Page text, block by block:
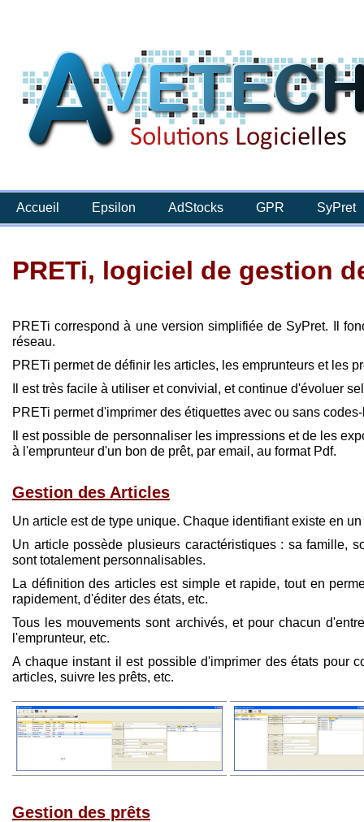
Accueil Epsilon AdStocks GPR SyPret
PRETi, logiciel de gestion
PRETi correspond à une version simplifiée de SyPret. Il
réseau.
PRETi permet de définir les articles, les emprunteurs et les
Il est très facile à utiliser et convivial, et continue d'évoluer
PRETi permet d'imprimer des étiquettes avec ou sans
Il est possible de personnaliser les impressions et de les
à l'emprunteur d'un bon de prêt, par email, au format Pdf.
Gestion des Articles
Un article est de type unique. Chaque identifiant existe en
Un article possède plusieurs caractéristiques : sa famille,
sont totalement personnalisables.
La définition des articles est simple et rapide, tout en
rapidement, d'éditer des états, etc.
Tous les mouvements sont archivés, et pour chacun
l'emprunteur, etc.
A chaque instant il est possible d'imprimer des états pour
articles, suivre les prêts, etc.
Gestion des prêts